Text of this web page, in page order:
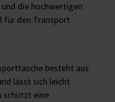
die hochwertigen
für den Transport
besteht aus
lässt sich leicht
schützt eine